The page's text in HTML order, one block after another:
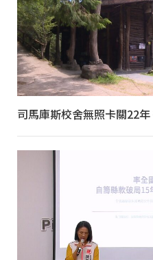
司馬庫斯校舍無照卡關22